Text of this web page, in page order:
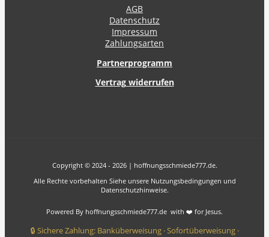
AGB
Datenschutz
Impressum
Zahlungsarten
Partnerprogramm
Vertrag widerrufen
Copyright © 2024 - 2026 | hoffnungsschmiede777.de.
Alle Rechte vorbehalten Siehe unsere Nutzungsbedingungen und
Datenschutzhinweise.
Powered By hoffnungsschmiede777.de with ❤️ for Jesus.
🔒 Sichere Zahlung: Banküberweisung · Sofortüberweisung ·